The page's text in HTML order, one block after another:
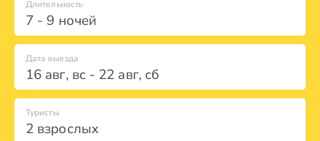
7 - 9 ночей
Длительность
Дата выезда
16 авг, вс- 22 авг, сб
2 взрослых
Туристы